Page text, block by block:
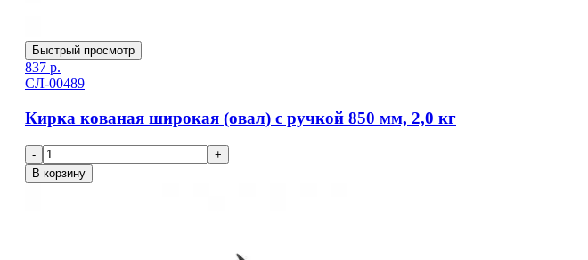
Быстрый просмотр
837 р.
СЛ-00489
Кирка кованая широкая (овал) с ручкой 850 мм, 2,0 кг
-
+
В корзину